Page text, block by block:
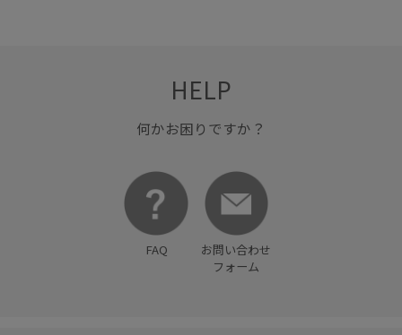
着回しやすい
華やか 透け感 Ｔシャツ
HELP
何かお困りですか？
FAQ
お問い合わせ
フォーム